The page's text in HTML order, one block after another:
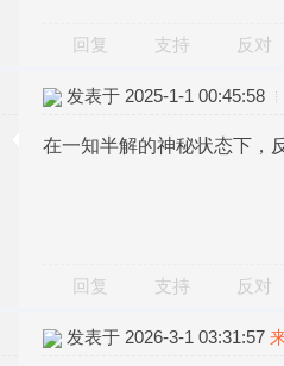
回复 支持 反对
发表于 2025-1-1 00:45:58
在一知半解的神秘状态下，
回复 支持 反对
发表于 2026-3-1 03:31:57